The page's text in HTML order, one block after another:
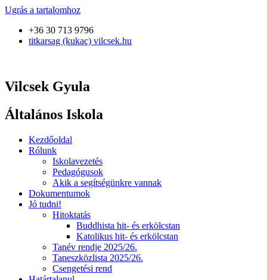
Ugrás a tartalomhoz
+36 30 713 9796
titkarsag (kukac) vilcsek.hu
Vilcsek Gyula
Általános Iskola
Kezdőoldal
Rólunk
Iskolavezetés
Pedagógusok
Akik a segítségünkre vannak
Dokumentumok
Jó tudni!
Hitoktatás
Buddhista hit- és erkölcstan
Katolikus hit- és erkölcstan
Tanév rendje 2025/26.
Taneszközlista 2025/26.
Csengetési rend